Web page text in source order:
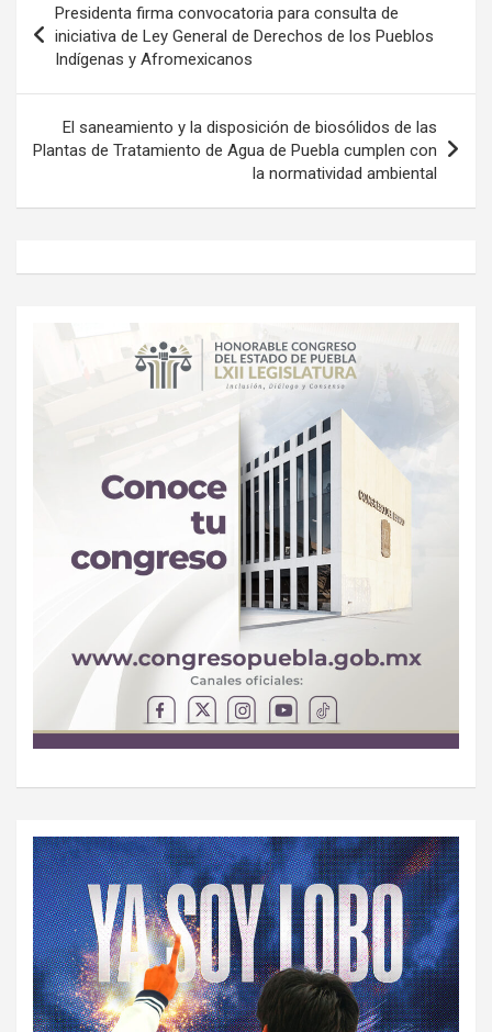
de
entradas
Presidenta firma convocatoria para consulta de
iniciativa de Ley General de Derechos de los Pueblos
Indígenas y Afromexicanos
El saneamiento y la disposición de biosólidos de las
Plantas de Tratamiento de Agua de Puebla cumplen con
la normatividad ambiental